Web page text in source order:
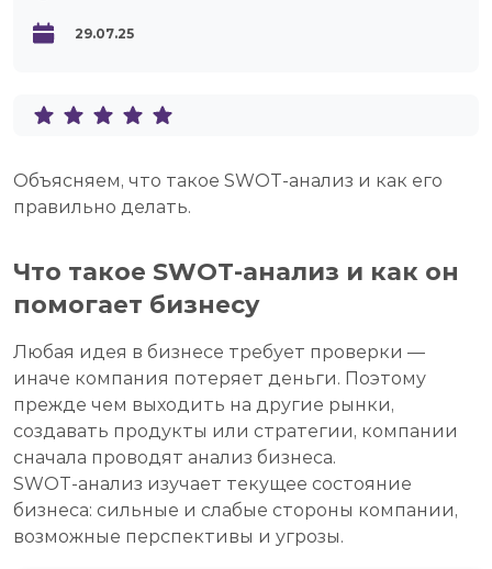
29.07.25
Объясняем, что такое SWOT-анализ и как его
правильно делать.
Что такое SWOT-анализ и как он
помогает бизнесу
Любая идея в бизнесе требует проверки —
иначе компания потеряет деньги. Поэтому
прежде чем выходить на другие рынки,
создавать продукты или стратегии, компании
сначала проводят анализ бизнеса.
SWOT-анализ изучает текущее состояние
бизнеса: сильные и слабые стороны компании,
возможные перспективы и угрозы.